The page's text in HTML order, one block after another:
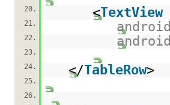
20.
<TextView
21.
22.
23.
24.
</TableRow>
25.
26.